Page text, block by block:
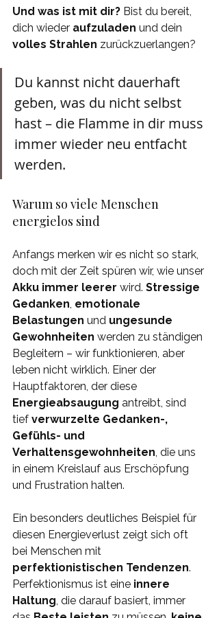
Und was ist mit dir? Bist du bereit,
dich wieder aufzuladen und dein
volles Strahlen zurückzuerlangen?
Du kannst nicht dauerhaft
geben, was du nicht selbst
hast – die Flamme in dir muss
immer wieder neu entfacht
werden.
Warum so viele Menschen
energielos sind
Anfangs merken wir es nicht so stark,
doch mit der Zeit spüren wir, wie unser
Akku immer leerer wird. Stressige
Gedanken, emotionale
Belastungen und ungesunde
Gewohnheiten werden zu ständigen
Begleitern – wir funktionieren, aber
leben nicht wirklich. Einer der
Hauptfaktoren, der diese
Energieabsaugung antreibt, sind
tief verwurzelte Gedanken-,
Gefühls- und
Verhaltensgewohnheiten, die uns
in einem Kreislauf aus Erschöpfung
und Frustration halten.
Ein besonders deutliches Beispiel für
diesen Energieverlust zeigt sich oft
bei Menschen mit
perfektionistischen Tendenzen.
Perfektionismus ist eine innere
Haltung, die darauf basiert, immer